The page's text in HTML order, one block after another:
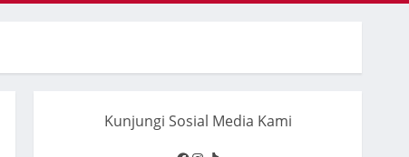
Kunjungi Sosial Media Kami